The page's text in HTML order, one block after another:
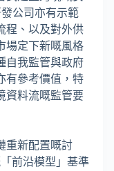
公司亦有示範
程、以及對外供
場定下新嘅風格
自我監管與政府
有參考價值，特
資料流嘅監管要
重新配置嘅討
前沿模型」基準